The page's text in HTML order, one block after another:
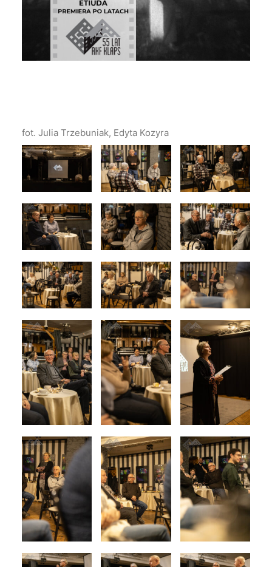
fot. Julia Trzebuniak, Edyta Kozyra